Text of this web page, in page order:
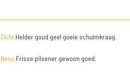
ZichtHelder goud geel goeie schuimkraag.
Neus Frisse pilsener gewoon goed.